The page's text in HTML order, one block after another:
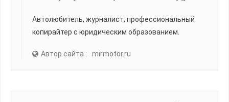
Автолюбитель, журналист, профессиональный
копирайтер с юридическим образованием.
Автор сайта : mirmotor.ru